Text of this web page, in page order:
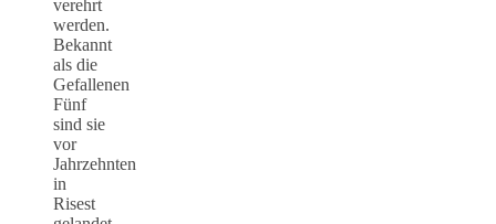
verehrt
werden.
Bekannt
als die
Gefallenen
Fünf
sind sie
vor
Jahrzehnten
in
Risest